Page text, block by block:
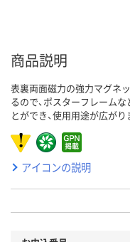
商品説明
表裏両面磁力の強力マグネ
るので、ポスターフレーム
とができ、使用用途が広がり
アイコンの説明